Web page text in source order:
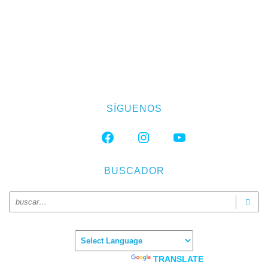
SÍGUENOS
FACEBOOKINSTAGRAMYOUTUBE
BUSCADOR
TRANSLATE